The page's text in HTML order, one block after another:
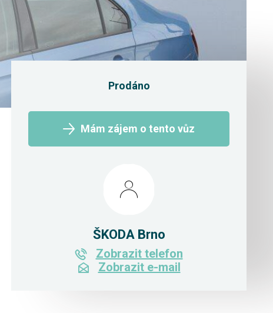
Prodáno
Mám zájem o tento vůz
ŠKODA Brno
Zobrazit telefon
Zobrazit e-mail